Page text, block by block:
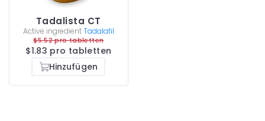
Tadalista CT
Active ingredientTadalafil
$5.52 pro tabletten
$1.83 pro tabletten
Hinzufügen